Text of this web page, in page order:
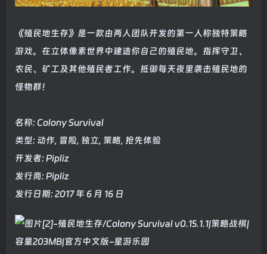
《殖民地生存》是一款由两人团队开发的第一人称独特策略
游戏。在立体像素世界中建造你自己的殖民地。指挥守卫、
农民、矿工及其他殖民者工作。抵御每天夜里袭击殖民地的
怪物群！
名称: Colony Survival
类型: 动作, 冒险, 独立, 策略, 抢先体验
开发者: Pipliz
发行商: Pipliz
发行日期: 2017 年 6 月 16 日